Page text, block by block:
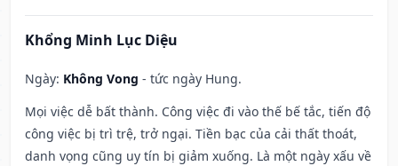
Khổng Minh Lục Diệu
Ngày: Không Vong - tức ngày Hung.
Mọi việc dễ bất thành. Công việc đi vào thế bế tắc, tiến độ
công việc bị trì trệ, trở ngại. Tiền bạc của cải thất thoát,
danh vọng cũng uy tín bị giảm xuống. Là một ngày xấu về